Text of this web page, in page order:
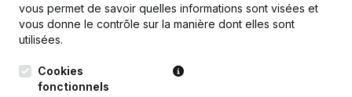
?
Consulter la santé en un coup d'oeil
Choisissez des informations rapides ou des détails
granulaires
vous permet de savoir quelles informations sont visées et
vous donne le contrôle sur la manière dont elles sont
utilisées.
Cookies
fonctionnels